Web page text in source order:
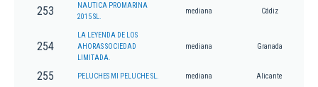
253
NAUTICA PROMARINA
2015 SL.
mediana Cádiz
254
LA LEYENDA DE LOS
AHORAS SOCIEDAD
LIMITADA.
mediana Granada
255 PELUCHES MI PELUCHE SL. mediana Alicante